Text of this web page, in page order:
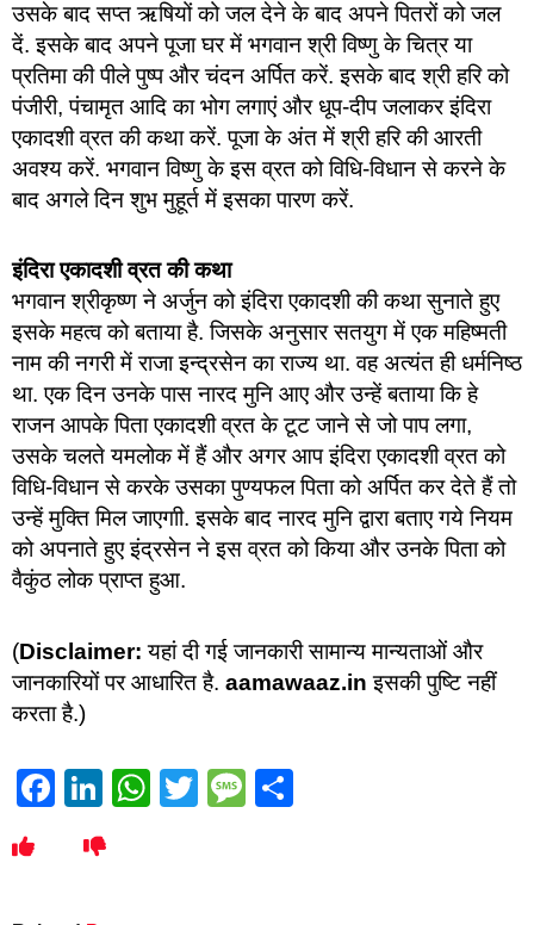
उसके बाद सप्त ऋषियों को जल देने के बाद अपने पितरों को जल
दें. इसके बाद अपने पूजा घर में भगवान श्री विष्णु के चित्र या
प्रतिमा की पीले पुष्प और चंदन अर्पित करें. इसके बाद श्री हरि को
पंजीरी, पंचामृत आदि का भोग लगाएं और धूप-दीप जलाकर इंदिरा
एकादशी व्रत की कथा करें. पूजा के अंत में श्री हरि की आरती
अवश्य करें. भगवान विष्णु के इस व्रत को विधि-विधान से करने के
बाद अगले दिन शुभ मुहूर्त में इसका पारण करें.
इंदिरा एकादशी व्रत की कथा
भगवान श्रीकृष्ण ने अर्जुन को इंदिरा एकादशी की कथा सुनाते हुए
इसके महत्व को बताया है. जिसके अनुसार सतयुग में एक महिष्मती
नाम की नगरी में राजा इन्द्रसेन का राज्य था. वह अत्यंत ही धर्मनिष्ठ
था. एक दिन उनके पास नारद मुनि आए और उन्हें बताया कि हे
राजन आपके पिता एकादशी व्रत के टूट जाने से जो पाप लगा,
उसके चलते यमलोक में हैं और अगर आप इंदिरा एकादशी व्रत को
विधि-विधान से करके उसका पुण्यफल पिता को अर्पित कर देते हैं तो
उन्हें मुक्ति मिल जाएगाी. इसके बाद नारद मुनि द्वारा बताए गये नियम
को अपनाते हुए इंद्रसेन ने इस व्रत को किया और उनके पिता को
वैकुंठ लोक प्राप्त हुआ.
(Disclaimer: यहां दी गई जानकारी सामान्य मान्यताओं और
जानकारियों पर आधारित है. aamawaaz.in इसकी पुष्टि नहीं
करता है.)
Facebook
LinkedIn
WhatsApp
TwitterMessage